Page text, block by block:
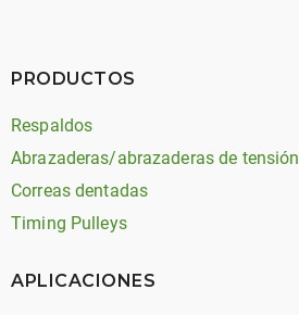
PRODUCTOS
Respaldos
Abrazaderas/abrazaderas de tensión
Correas dentadas
Timing Pulleys
APLICACIONES